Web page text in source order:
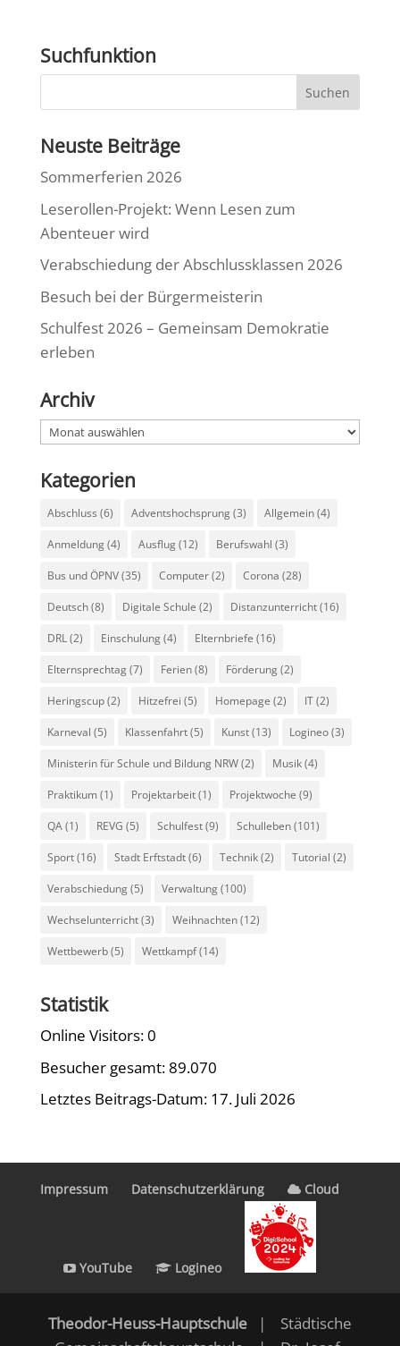
Suchfunktion
Neuste Beiträge
Sommerferien 2026
Leserollen-Projekt: Wenn Lesen zum
Abenteuer wird
Verabschiedung der Abschlussklassen 2026
Besuch bei der Bürgermeisterin
Schulfest 2026 – Gemeinsam Demokratie
erleben
Archiv
Archiv
Kategorien
Abschluss (6) Adventshochsprung(3) Allgemein(4)
Anmeldung(4) Ausflug(12) Berufswahl (3)
Bus und ÖPNV(35) Computer(2) Corona (28)
Deutsch(8) Digitale Schule (2) Distanzunterricht(16)
DRL(2) Einschulung(4) Elternbriefe (16)
Elternsprechtag(7) Ferien(8) Förderung(2)
Heringscup(2) Hitzefrei (5) Homepage (2) IT(2)
Karneval (5) Klassenfahrt(5) Kunst(13) Logineo(3)
Ministerin für Schule und Bildung NRW(2) Musik(4)
Praktikum (1) Projektarbeit(1) Projektwoche (9)
QA(1) REVG (5) Schulfest(9) Schulleben(101)
Sport(16) Stadt Erftstadt(6) Technik(2) Tutorial (2)
Verabschiedung(5) Verwaltung(100)
Wechselunterricht(3) Weihnachten(12)
Wettbewerb(5) Wettkampf(14)
Statistik
Online Visitors:0
Besucher gesamt:89.070
Letztes Beitrags-Datum: 17. Juli 2026
Impressum Datenschutzerklärung Cloud
YouTube Logineo
Theodor-Heuss-Hauptschule| Städtische